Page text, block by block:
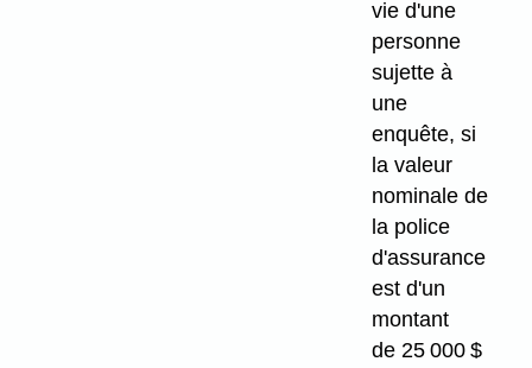
vie d'une
personne
sujette à
une
enquête, si
la valeur
nominale de
la police
d'assurance
est d'un
montant
de 25 000 $